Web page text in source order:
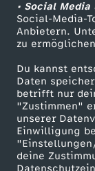
• Social
Social-Media-
Anbietern.
zu
Du kannst
Daten
betrifft nur
"Zustimmen"
unserer
Einwilligung
deine
a
t
i
o
n
ZDF Unternehmen
Karriere
ZDF goes Schule
Werbefernsehen
Mainzelmännchen